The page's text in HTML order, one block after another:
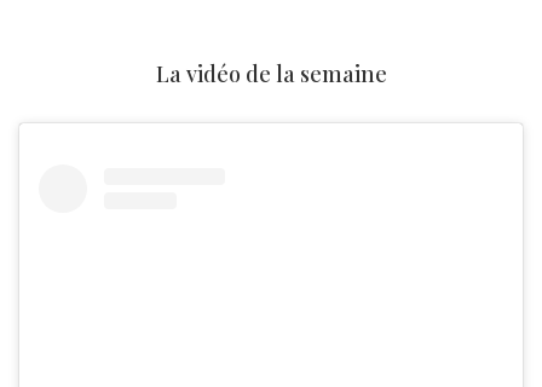
La vidéo de la semaine